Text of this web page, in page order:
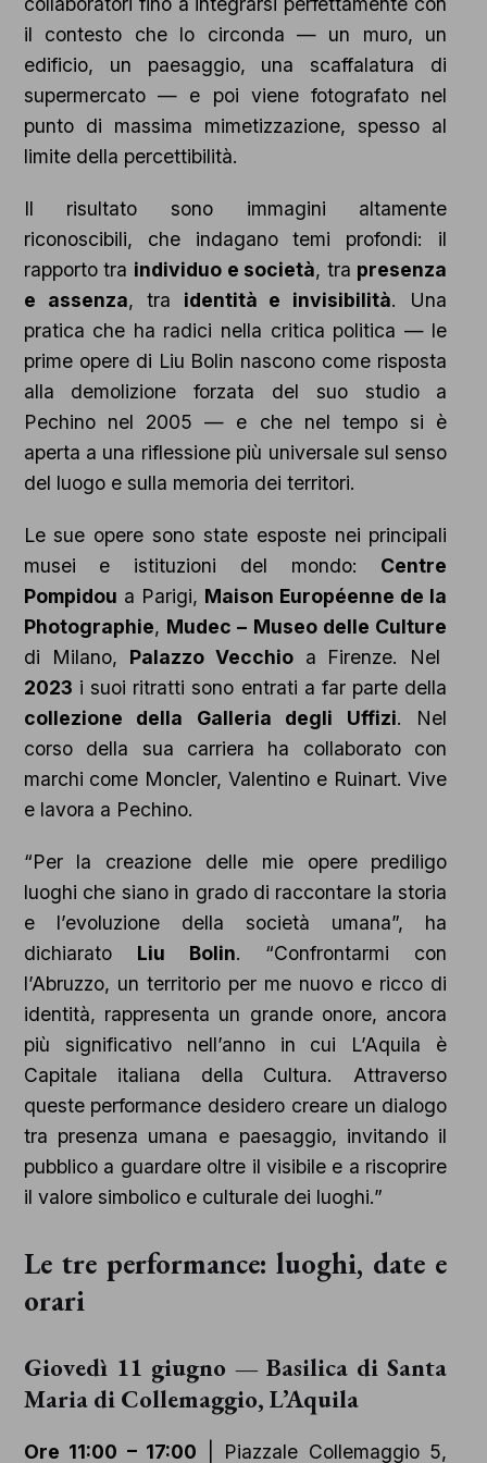
il contesto che lo circonda — un muro, un
edificio, un paesaggio, una scaffalatura di
supermercato — e poi viene fotografato nel
punto di massima mimetizzazione, spesso al
limite della percettibilità.
Il risultato sono immagini altamente
riconoscibili, che indagano temi profondi: il
rapporto tra individuo e società, tra presenza
e assenza, tra identità e invisibilità. Una
pratica che ha radici nella critica politica — le
prime opere di Liu Bolin nascono come risposta
alla demolizione forzata del suo studio a
Pechino nel 2005 — e che nel tempo si è
aperta a una riflessione più universale sul senso
del luogo e sulla memoria dei territori.
Le sue opere sono state esposte nei principali
musei e istituzioni del mondo: Centre
Pompidou a Parigi, Maison Européenne de la
Photographie, Mudec – Museo delle Culture
di Milano, Palazzo Vecchioa Firenze. Nel
2023 i suoi ritratti sono entrati a far parte della
collezione della Galleria degli Uffizi. Nel
corso della sua carriera ha collaborato con
marchi come Moncler, Valentino e Ruinart. Vive
e lavora a Pechino.
“Per la creazione delle mie opere prediligo
luoghi che siano in grado di raccontare la storia
e l’evoluzione della società umana”, ha
dichiarato Liu Bolin. “Confrontarmi con
l’Abruzzo, un territorio per me nuovo e ricco di
identità, rappresenta un grande onore, ancora
più significativo nell’anno in cui L’Aquila è
Capitale italiana della Cultura. Attraverso
queste performance desidero creare un dialogo
tra presenza umana e paesaggio, invitando il
pubblico a guardare oltre il visibile e a riscoprire
il valore simbolico e culturale dei luoghi.”
Le tre performance: luoghi, date e
orari
Giovedì 11 giugno — Basilica di Santa
Maria di Collemaggio, L’Aquila
Ore 11:00 – 17:00 | Piazzale Collemaggio 5,